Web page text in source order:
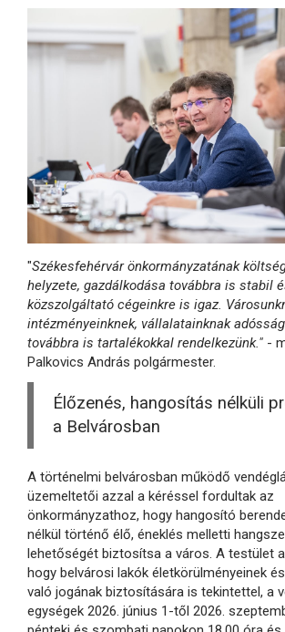
"Székesfehérvár önkormányzatának
helyzete, gazdálkodása továbbra is stabil
közszolgáltató cégeinkre is igaz.
intézményeinknek, vállalatainknak
továbbra is tartalékokkal rendelkezünk." -
Palkovics András polgármester.
Élőzenés, hangosítás nélküli
a Belvárosban
A történelmi belvárosban működő
üzemeltetői azzal a kéréssel fordultak az
önkormányzathoz, hogy hangosító
nélkül történő élő, éneklés melletti
lehetőségét biztosítsa a város. A testület
hogy belvárosi lakók életkörülményeinek
való jogának biztosítására is tekintettel, a
egységek 2026. június 1-től 2026.